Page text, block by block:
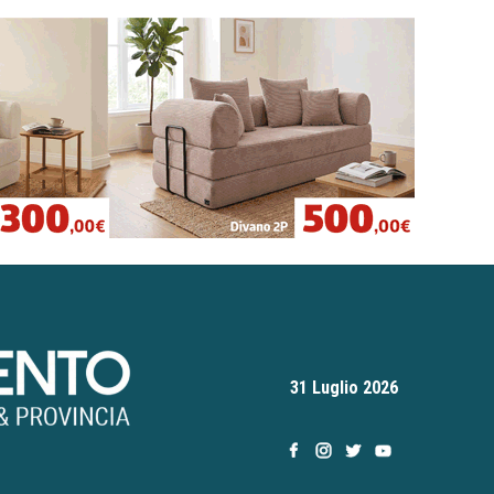
31 Luglio 2026